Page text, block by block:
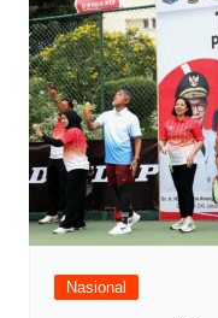
Nasional